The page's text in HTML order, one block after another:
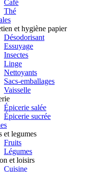
Café
Thé
et hygiène papier
Désodorisant
Essuyage
Insectes
Linge
Nettoyants
Sacs-emballages
Vaisselle
Épicerie salée
Épicerie sucrée
et legumes
Fruits
Légumes
et loisirs
Cuisine